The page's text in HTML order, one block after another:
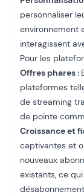
personnaliser
environnement
interagissent
Pour les
Offres phares :
plateformes
de streaming
de pointe
Croissance et
captivantes et
nouveaux
existants, ce